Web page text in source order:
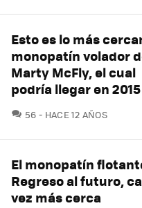
Esto es lo más
monopatín volador
Marty McFly, el cual
podría llegar en 2015
56 COMENTARIOS
HACE 12 AÑOS
El monopatín
Regreso al futuro,
vez más cerca